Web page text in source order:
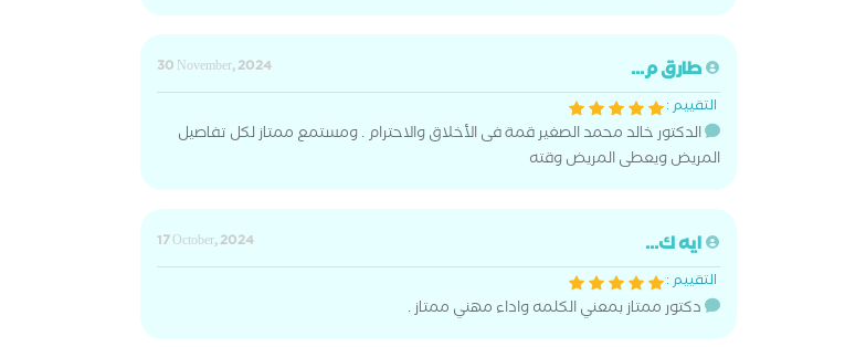
طارق م...
30 November, 2024
التقييم :
الدكتور خالد محمد الصغير قمة فى الأخلاق والاحترام . ومستمع ممتاز لكل تفاصيل
المريض ويعطى المريض وقته
ايه ك...
17 October, 2024
التقييم :
دكتور ممتاز بمعني الكلمه واداء مهني ممتاز .